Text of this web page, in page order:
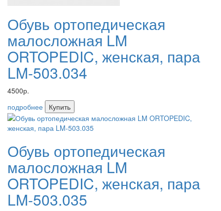
Обувь ортопедическая
малосложная LM
ORTOPEDIC, женская, пара
LM-503.034
4500р.
подробнее
Купить
Обувь ортопедическая
малосложная LM
ORTOPEDIC, женская, пара
LM-503.035